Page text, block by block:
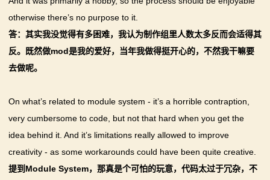
otherwise there’s no purpose to it.
答：其实我没觉得有多困难，我认为制作组里人数太多反而会适得其
反。既然做mod是我的爱好，当年我做得挺开心的，不然我干嘛要
去做呢。
On what’s related to module system - it’s a horrible contraption,
very cumbersome to code, but not that hard when you get the
idea behind it. And it’s limitations really allowed to improve
creativity - as some workarounds could have been quite creative.
提到Module System，那真是个可怕的玩意，代码太过于冗杂，不